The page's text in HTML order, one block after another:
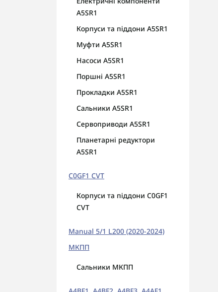
A5SR1
Корпуси та піддони A5SR1
Муфти A5SR1
Насоси A5SR1
Поршні A5SR1
Прокладки A5SR1
Сальники A5SR1
Сервоприводи A5SR1
Планетарні редуктори
A5SR1
C0GF1 CVT
Корпуси та піддони C0GF1
CVT
Manual 5/1 L200 (2020-2024)
МКПП
Сальники МКПП